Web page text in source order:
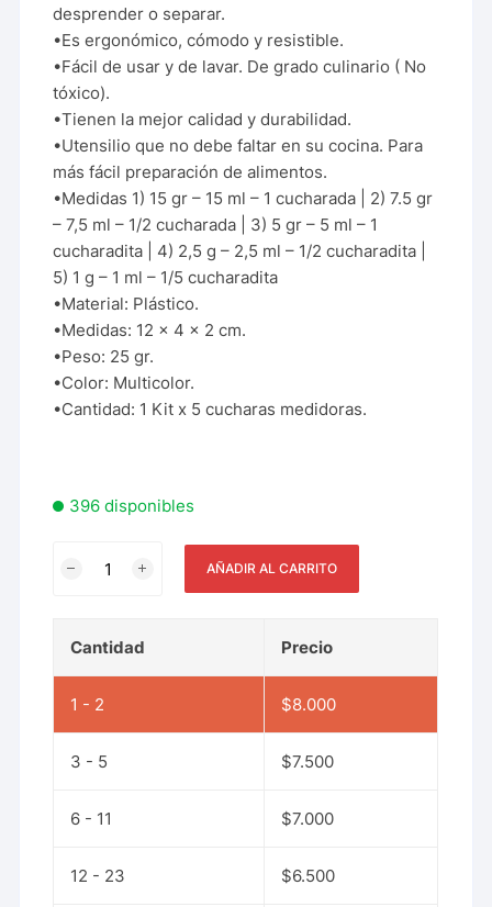
desprender o separar.
•Es ergonómico, cómodo y resistible.
•Fácil de usar y de lavar. De grado culinario ( No
tóxico).
•Tienen la mejor calidad y durabilidad.
•Utensilio que no debe faltar en su cocina. Para
más fácil preparación de alimentos.
•Medidas 1) 15 gr – 15 ml – 1 cucharada | 2) 7.5 gr
– 7,5 ml – 1/2 cucharada | 3) 5 gr – 5 ml – 1
cucharadita | 4) 2,5 g – 2,5 ml – 1/2 cucharadita |
5) 1 g – 1 ml – 1/5 cucharadita
•Material: Plástico.
•Medidas: 12 x 4 x 2 cm.
•Peso: 25 gr.
•Color: Multicolor.
•Cantidad: 1 Kit x 5 cucharas medidoras.
396 disponibles
AÑADIR AL CARRITO
Cantidad Precio
1 - 2 $8.000
3 - 5 $7.500
6 - 11 $7.000
12 - 23 $6.500